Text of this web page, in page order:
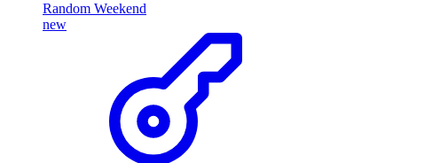
Random Weekend
new